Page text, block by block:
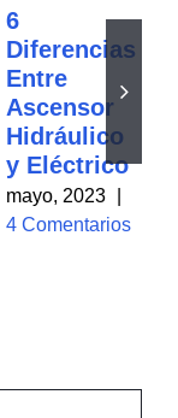
6
Diferencias
Entre
Ascensor
Hidráulico
y Eléctrico
mayo, 2023
4 Comentarios